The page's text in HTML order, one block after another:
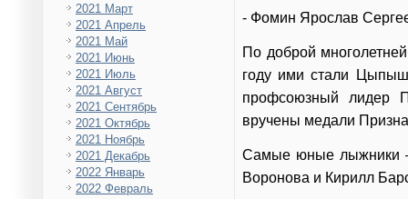
2021 Март
2021 Апрель
2021 Май
2021 Июнь
2021 Июль
2021 Август
2021 Сентябрь
2021 Октябрь
2021 Ноябрь
2021 Декабрь
2022 Январь
2022 Февраль
- Фомин Ярослав
По доброй
году ими стали
профсоюзный лидер
вручены медали
Самые юные лыжники –
Воронова и Кирилл